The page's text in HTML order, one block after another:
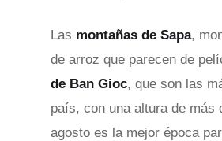
Las montañas de Sapa,
de arroz que parecen de
de Ban Gioc, que son las
país, con una altura de más
agosto es la mejor época